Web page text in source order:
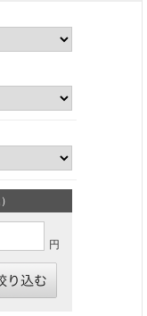
円